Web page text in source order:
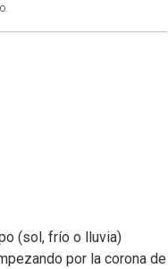
(sol, frío o lluvia)
por la corona de